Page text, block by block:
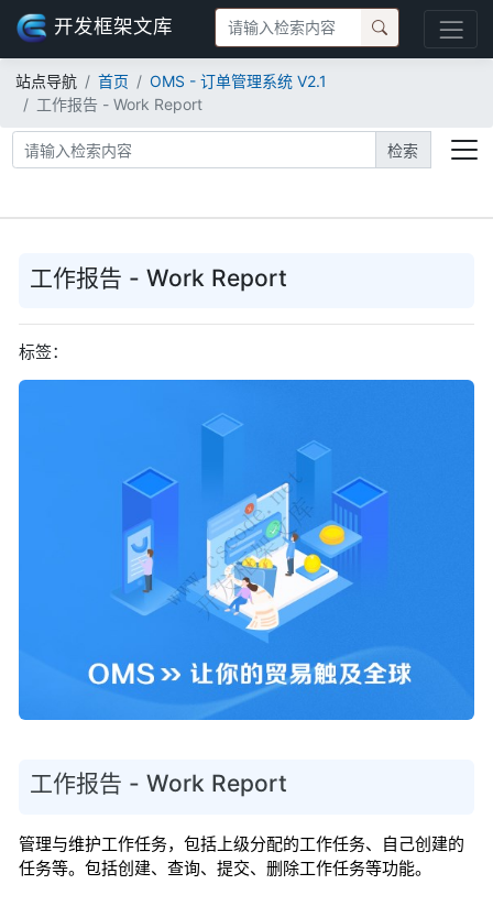
开发框架文库
站点导航 首页
OMS - 订单管理系统 V2.1
工作报告 - Work Report
检索
工作报告 - Work Report
标签：
工作报告 - Work Report
管理与维护工作任务，包括上级分配的工作任务、自己创建的
任务等。包括创建、查询、提交、删除工作任务等功能。